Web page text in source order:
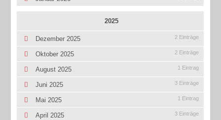
2025
Dezember 2025 2 Einträge
Oktober 2025 2 Einträge
August 2025 1 Eintrag
Juni 2025 3 Einträge
Mai 2025 1 Eintrag
April 2025 3 Einträge